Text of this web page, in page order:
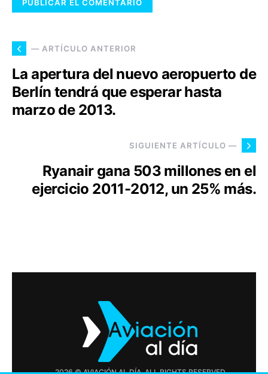
— ARTÍCULO ANTERIOR
La apertura del nuevo aeropuerto de
Berlín tendrá que esperar hasta
marzo de 2013.
SIGUIENTE ARTÍCULO —
Ryanair gana 503 millones en el
ejercicio 2011-2012, un 25% más.
2026 © AVIACIÓN AL DÍA. ALL RIGHTS RESERVED